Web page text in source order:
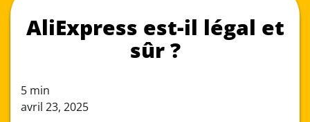
AliExpress est-il légal et
sûr ?
5 min
avril 23, 2025